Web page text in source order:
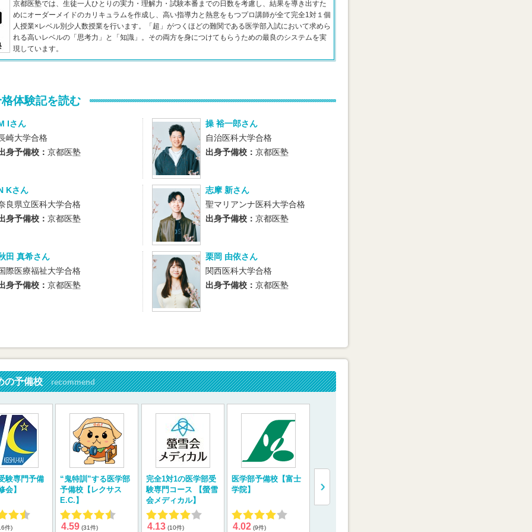
京都医塾では、生徒一人ひとりの実力・理解力・試験本番までの日数を考慮し、結果を導き出すた
めにオーダーメイドのカリキュラムを作成し、高い指導力と熱意をもつプロ講師が全て完全1対１個
人授業×レベル別少人数授業を行います。「超」がつくほどの難関である医学部入試において求めら
れる高いレベルの「思考力」と「知識」。その両方を身につけてもらうための最良のシステムを実
現しています。
体験記を読む
Iさん
崎大学合格
身予備校： 京都医塾
操 裕一郎さん
自治医科大学合格
出身予備校： 京都医塾
Kさん
良県立医科大学合格
身予備校： 京都医塾
志摩 新さん
聖マリアンナ医科大学合格
出身予備校： 京都医塾
田 真希さん
際医療福祉大学合格
身予備校： 京都医塾
栗岡 由依さん
関西医科大学合格
出身予備校： 京都医塾
の予備校 recommend
験専門予備
会】
件)
“鬼特訓”する医学部
予備校【レクサス
E.C.】
4.59 (31件)
完全1対1の医学部受
験専門コース 【螢雪
会メディカル】
4.13 (10件)
医学部予備校【富士
学院】
4.02 (9件)
校